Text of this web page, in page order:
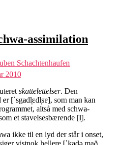
assimilation
Schachtenhaufen
2010
skattelettelser. Den
[ˈsgadl̩ɛdl̩sɐ], som man kan
altså med schwa-
et stavelsesbærende [l̩].
ikke til en lyd der står i onset,
vistnok hellere [ˈkadə.mað